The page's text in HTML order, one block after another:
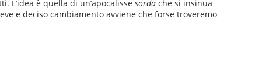
è quella di un’apocalisse sorda che si insinua
e deciso cambiamento avviene che forse troveremo